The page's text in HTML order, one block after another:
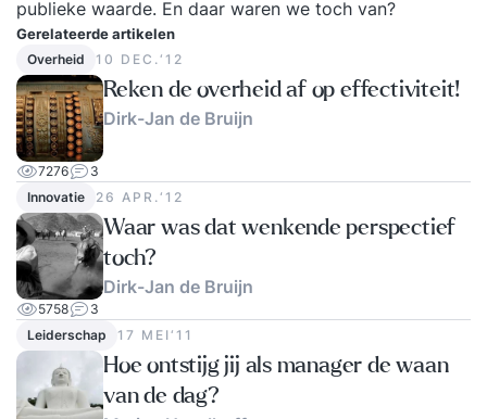
publieke waarde. En daar waren we toch van?
Gerelateerde artikelen
Overheid 10 DEC.‘12
Reken de overheid af op effectiviteit!
Dirk-Jan de Bruijn
7276
3
Innovatie
26 APR.‘12
Waar was dat wenkende perspectief
toch?
Dirk-Jan de Bruijn
5758
3
Leiderschap
17 MEI‘11
Hoe ontstijg jij als manager de waan
van de dag?